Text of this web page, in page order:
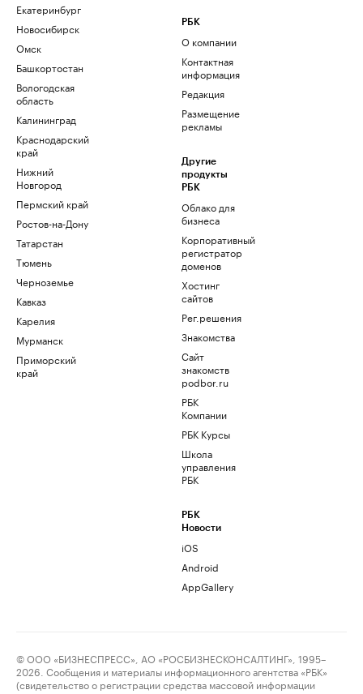
Екатеринбург
Новосибирск
Омск
Башкортостан
Вологодская
область
Калининград
Краснодарский
край
Нижний
Новгород
Пермский край
Ростов-на-Дону
Татарстан
Тюмень
Черноземье
Кавказ
Карелия
Мурманск
Приморский
край
РБК
О компании
Контактная
информация
Редакция
Размещение
рекламы
Другие
продукты
РБК
Облако для
бизнеса
Корпоративный
регистратор
доменов
Хостинг
сайтов
Рег.решения
Знакомства
Сайт
знакомств
podbor.ru
РБК
Компании
РБК Курсы
Школа
управления
РБК
РБК
Новости
iOS
Android
AppGallery
© ООО «БИЗНЕСПРЕСС», АО «РОСБИЗНЕСКОНСАЛТИНГ», 1995–
2026. Сообщения и материалы информационного агентства «РБК»
(свидетельство о регистрации средства массовой информации